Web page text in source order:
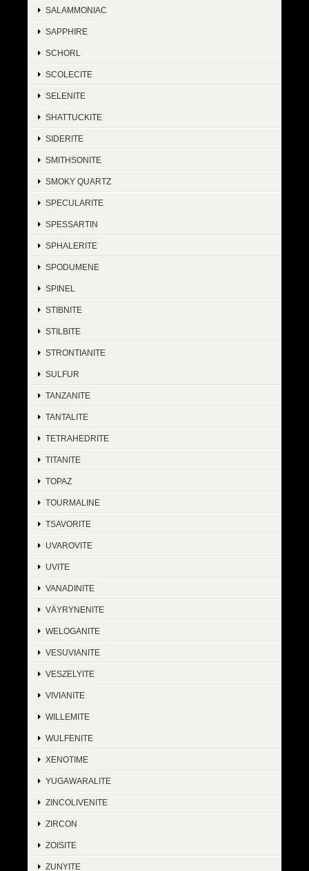
SALAMMONIAC
SAPPHIRE
SCHORL
SCOLECITE
SELENITE
SHATTUCKITE
SIDERITE
SMITHSONITE
SMOKY QUARTZ
SPECULARITE
SPESSARTIN
SPHALERITE
SPODUMENE
SPINEL
STIBNITE
STILBITE
STRONTIANITE
SULFUR
TANZANITE
TANTALITE
TETRAHEDRITE
TITANITE
TOPAZ
TOURMALINE
TSAVORITE
UVAROVITE
UVITE
VANADINITE
VÄYRYNENITE
WELOGANITE
VESUVIANITE
VESZELYITE
VIVIANITE
WILLEMITE
WULFENITE
XENOTIME
YUGAWARALITE
ZINCOLIVENITE
ZIRCON
ZOISITE
ZUNYITE